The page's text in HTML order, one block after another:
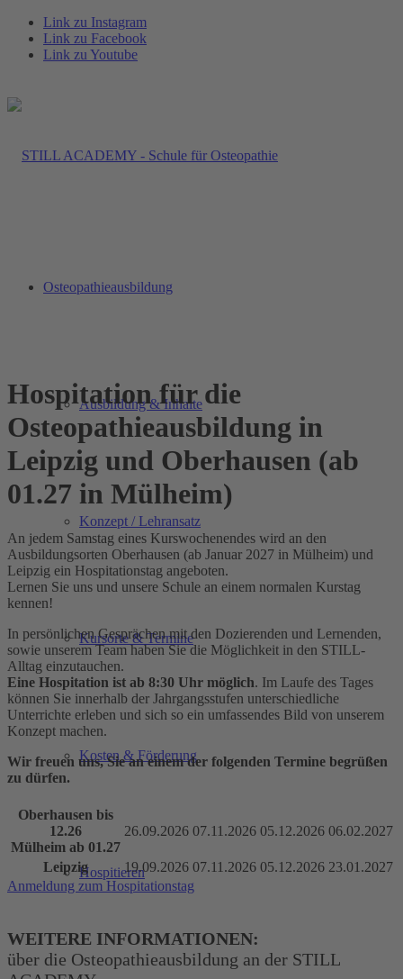
Link zu Instagram
Link zu Facebook
Link zu Youtube
Osteopathieausbildung
Ausbildung & Inhalte
Konzept / Lehransatz
Kursorte & Termine
Kosten & Förderung
Hospitieren
Hospitation für die
Osteopathieausbildung in
Leipzig und Oberhausen (ab
01.27 in Mülheim)
An jedem Samstag eines Kurswochenendes wird an den
Ausbildungsorten Oberhausen (ab Januar 2027 in Mülheim) und
Leipzig ein Hospitationstag angeboten.
Lernen Sie uns und unsere Schule an einem normalen Kurstag
kennen!
In persönlichen Gesprächen mit den Dozierenden und Lernenden,
sowie unserem Team haben Sie die Möglichkeit in den STILL-
Alltag einzutauchen.
Eine Hospitation ist ab 8:30 Uhr möglich. Im Laufe des Tages
können Sie innerhalb der Jahrgangsstufen unterschiedliche
Unterrichte erleben und sich so ein umfassendes Bild von unserem
Konzept machen.
Wir freuen uns, Sie an einem der folgenden Termine begrüßen
zu dürfen.
Oberhausen bis
12.26
Mülheim ab 01.27
26.09.2026 07.11.2026 05.12.2026 06.02.2027
Leipzig 19.09.2026 07.11.2026 05.12.2026 23.01.2027
Anmeldung zum Hospitationstag
WEITERE INFORMATIONEN:
über die Osteopathieausbildung an der STILL